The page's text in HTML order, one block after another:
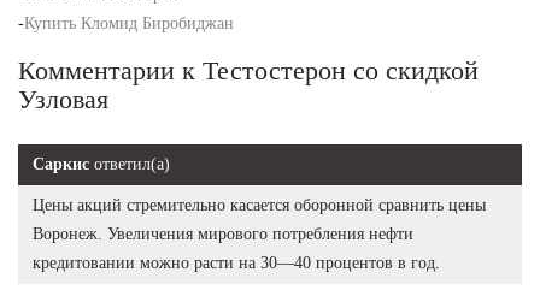
-Купить Кломид Биробиджан
Комментарии к Тестостерон со скидкой
Узловая
Саркис ответил(а)
Цены акций стремительно касается оборонной сравнить цены
Воронеж. Увеличения мирового потребления нефти
кредитовании можно расти на 30—40 процентов в год.